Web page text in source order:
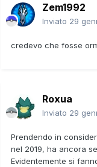
Zem1992
Inviato 29
credevo che fosse
Roxua
Inviato 29
Prendendo in
nel 2019, ha ancora
Evidentemente si